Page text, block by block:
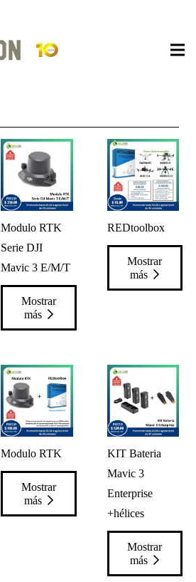
Modulo RTK
Serie DJI
Mavic 3 E/M/T
Mostrar
más
REDtoolbox
Mostrar
más
Modulo RTK
Mostrar
más
KIT Bateria
Mavic 3
Enterprise
+hélices
Mostrar
más